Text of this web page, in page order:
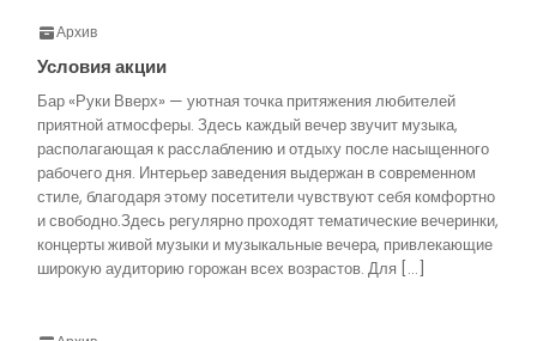
Архив
Условия акции
Бар «Руки Вверх» — уютная точка притяжения любителей
приятной атмосферы. Здесь каждый вечер звучит музыка,
располагающая к расслаблению и отдыху после насыщенного
рабочего дня. Интерьер заведения выдержан в современном
стиле, благодаря этому посетители чувствуют себя комфортно
и свободно.Здесь регулярно проходят тематические вечеринки,
концерты живой музыки и музыкальные вечера, привлекающие
широкую аудиторию горожан всех возрастов. Для […]